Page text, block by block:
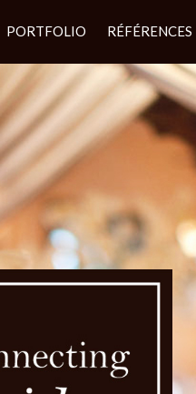
PORTFOLIO RÉFÉRENCES